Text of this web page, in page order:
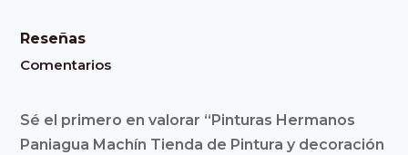
Reseñas
Comentarios
Sé el primero en valorar “Pinturas Hermanos
Paniagua Machín Tienda de Pintura y decoración